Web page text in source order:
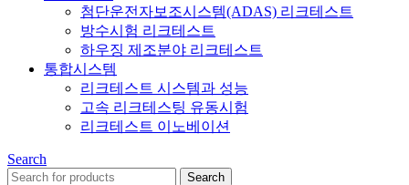
첨단운전자보조시스템(ADAS) 리크테스트
방수시험 리크테스트
하우징 제조분야 리크테스트
통합시스템
리크테스트 시스템과 성능
고속 리크테스팅 유동시험
리크테스트 이노베이션
Search
Search